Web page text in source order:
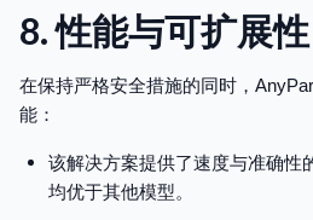
8. 性能与可扩展性
在保持严格安全措施的同时，
能：
该解决方案提供了速度与准确性
均优于其他模型。